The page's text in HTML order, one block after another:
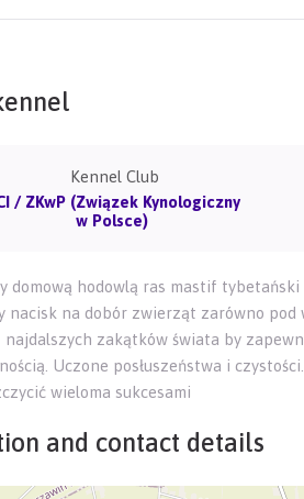
Kennel Club
/ ZKwP (Związek Kynologiczny
w Polsce)
domową hodowlą ras mastif tybetański
nacisk na dobór zwierząt zarówno
zakątków świata by
Uczone posłuszeństwa i
wieloma sukcesami
and contact details